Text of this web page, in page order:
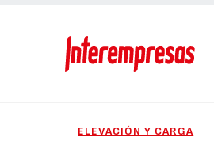
ELEVACIÓN Y CARGA